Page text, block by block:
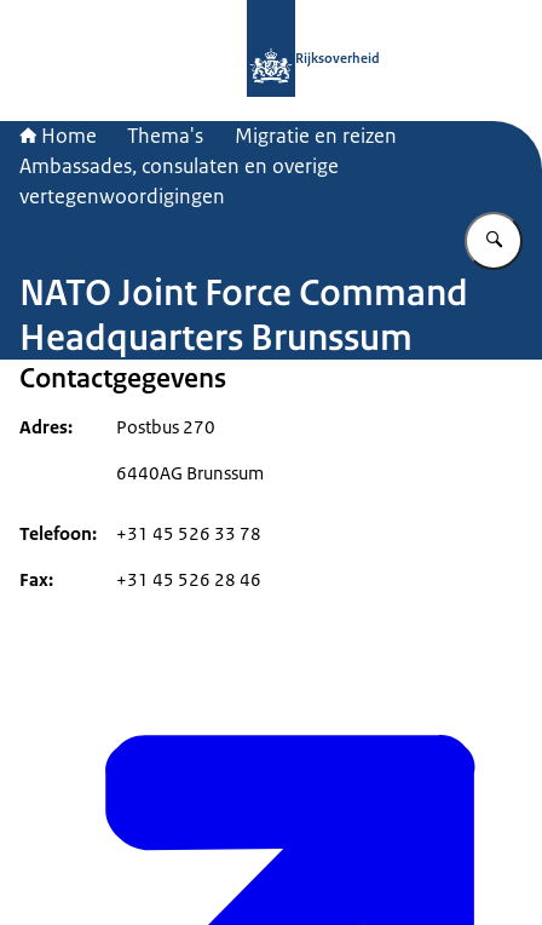
Rijksoverheid
Home Thema's
Migratie en reizen
Ambassades, consulaten en overige
vertegenwoordigingen
NATO Joint Force Command
Headquarters Brunssum
Contactgegevens
Adres
Postbus 270
6440AG Brunssum
Telefoon +31 45 526 33 78
Fax +31 45 526 28 46